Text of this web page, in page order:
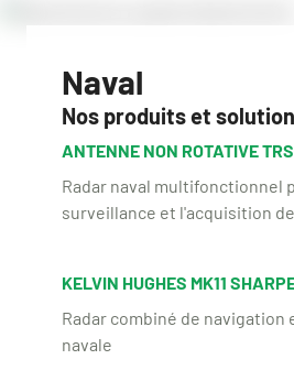
Naval
Nos produits et
ANTENNE NON ROTATIVE
Radar naval multifonctionnel
surveillance et l'acquisition
KELVIN HUGHES MK11
Radar combiné de navigation
navale